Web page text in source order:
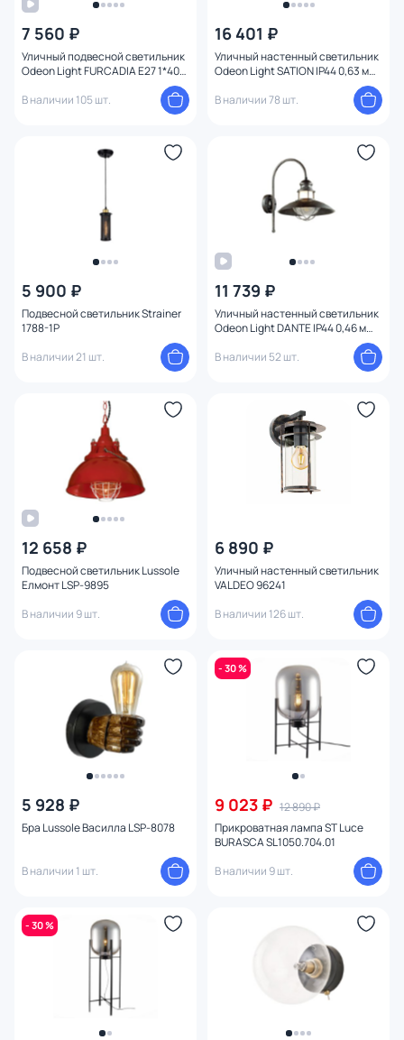
7 560 ₽
Уличный подвесной светильник
Odeon Light FURCADIA E27 1*40W
В наличии 105 шт.
16 401 ₽
Уличный настенный светильник
Odeon Light SATION IP44 0,63 м
В наличии 78 шт.
5 900 ₽
Подвесной светильник Strainer
1788-1P
В наличии 21 шт.
11 739 ₽
Уличный настенный светильник
Odeon Light DANTE IP44 0,46 м
В наличии 52 шт.
12 658 ₽
Подвесной светильник Lussole
Елмонт LSP-9895
В наличии 9 шт.
6 890 ₽
Уличный настенный светильник
VALDEO 96241
В наличии 126 шт.
5 928 ₽
Бра Lussole Василла LSP-8078
В наличии 1 шт.
- 30 %
9 023 ₽ 12 890 ₽
Прикроватная лампа ST Luce
BURASCA SL1050.704.01
В наличии 9 шт.
- 30 %